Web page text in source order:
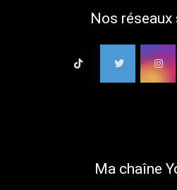
Nos réseaux
Ma chaîne